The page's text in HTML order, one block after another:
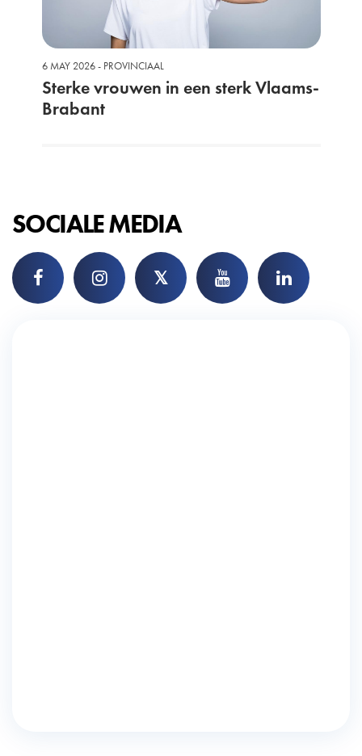
6 MAY 2026 - PROVINCIAAL
Sterke vrouwen in een sterk Vlaams-
Brabant
SOCIALE MEDIA
𝕏